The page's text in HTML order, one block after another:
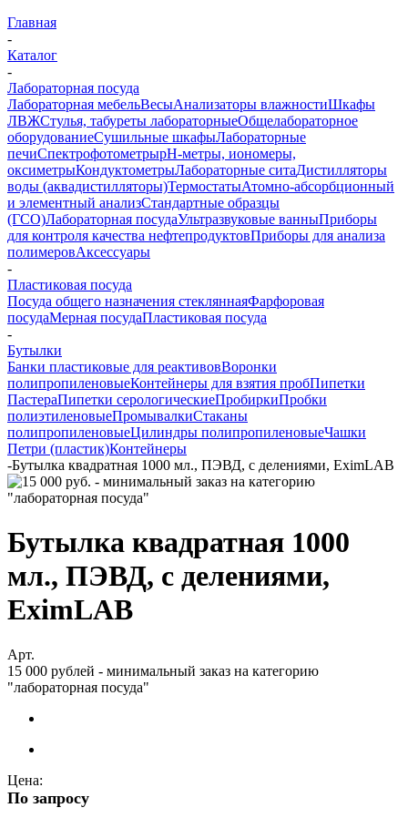
Главная
-
Каталог
-
Лабораторная посуда
Лабораторная мебельВесыАнализаторы влажностиШкафы
ЛВЖСтулья, табуреты лабораторныеОбщелабораторное
оборудованиеСушильные шкафыЛабораторные
печиСпектрофотометрыpH-метры, иономеры,
оксиметрыКондуктометрыЛабораторные ситаДистилляторы
воды (аквадистилляторы)ТермостатыАтомно-абсорбционный
и элементный анализСтандартные образцы
(ГСО)Лабораторная посудаУльтразвуковые ванныПриборы
для контроля качества нефтепродуктовПриборы для анализа
полимеровАксессуары
-
Пластиковая посуда
Посуда общего назначения стекляннаяФарфоровая
посудаМерная посудаПластиковая посуда
-
Бутылки
Банки пластиковые для реактивовВоронки
полипропиленовыеКонтейнеры для взятия пробПипетки
ПастераПипетки серологическиеПробиркиПробки
полиэтиленовыеПромывалкиСтаканы
полипропиленовыеЦилиндры полипропиленовыеЧашки
Петри (пластик)Контейнеры
-Бутылка квадратная 1000 мл., ПЭВД, с делениями, EximLAB
Бутылка квадратная 1000
мл., ПЭВД, с делениями,
EximLAB
Арт.
15 000 рублей - минимальный заказ на категорию
"лабораторная посуда"
Цена:
По запросу